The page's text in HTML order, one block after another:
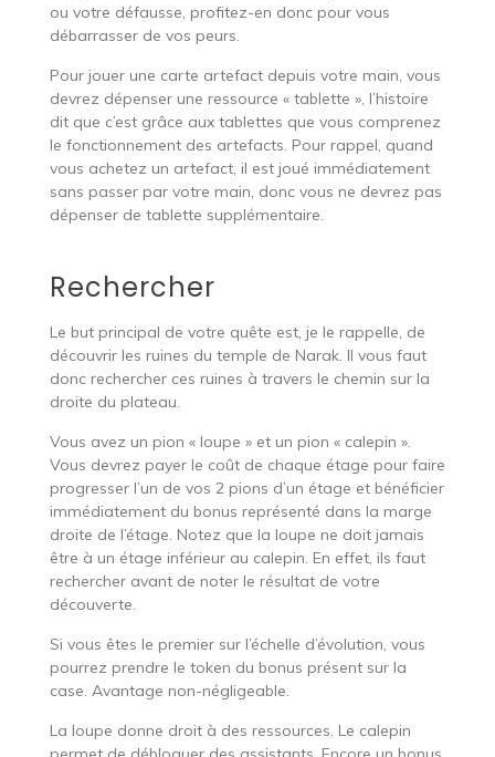
ou votre défausse, profitez-en donc pour vous
débarrasser de vos peurs.
Pour jouer une carte artefact depuis votre main, vous
devrez dépenser une ressource « tablette », l’histoire
dit que c’est grâce aux tablettes que vous comprenez
le fonctionnement des artefacts. Pour rappel, quand
vous achetez un artefact, il est joué immédiatement
sans passer par votre main, donc vous ne devrez pas
dépenser de tablette supplémentaire.
Rechercher
Le but principal de votre quête est, je le rappelle, de
découvrir les ruines du temple de Narak. Il vous faut
donc rechercher ces ruines à travers le chemin sur la
droite du plateau.
Vous avez un pion « loupe » et un pion « calepin ».
Vous devrez payer le coût de chaque étage pour faire
progresser l’un de vos 2 pions d’un étage et bénéficier
immédiatement du bonus représenté dans la marge
droite de l’étage. Notez que la loupe ne doit jamais
être à un étage inférieur au calepin. En effet, ils faut
rechercher avant de noter le résultat de votre
découverte.
Si vous êtes le premier sur l’échelle d’évolution, vous
pourrez prendre le token du bonus présent sur la
case. Avantage non-négligeable.
La loupe donne droit à des ressources. Le calepin